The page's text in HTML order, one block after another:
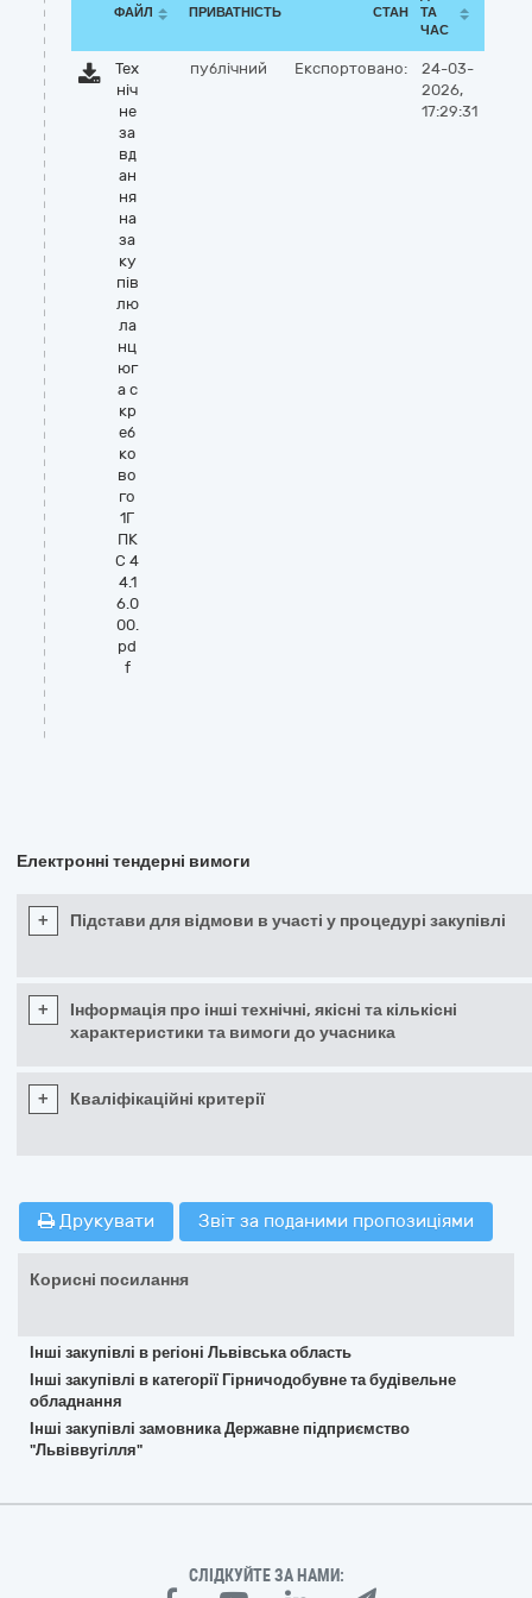
ФАЙЛ ПРИВАТНІСТЬ СТАН
ТА
ЧАС
Тех
ніч
не
за
вд
ан
ня
на
за
ку
пів
лю
ла
нц
юг
а с
кр
еб
ко
во
го
1Г
ПК
С 4
4.1
6.0
00.
pd
f
публічний Експортовано:
24-03-
2026,
17:29:31
Електронні тендерні вимоги
+ Підстави для відмови в участі у процедурі закупівлі
+
Інформація про інші технічні, якісні та кількісні
характеристики та вимоги до учасника
+ Кваліфікаційні критерії
Друкувати Звіт за поданими пропозиціями
Корисні посилання
Інші закупівлі в регіоні Львівська область
Інші закупівлі в категорії Гірничодобувне та будівельне
обладнання
Інші закупівлі замовника Державне підприємство
"Львіввугілля"
СЛІДКУЙТЕ ЗА НАМИ: